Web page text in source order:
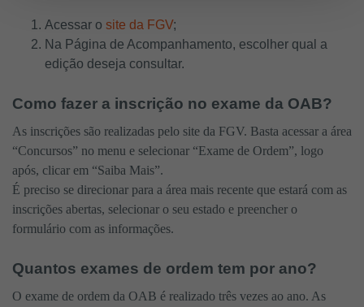
Acessar o site da FGV;
Na Página de Acompanhamento, escolher qual a
edição deseja consultar.
Como fazer a inscrição no exame da OAB?
As inscrições são realizadas pelo site da FGV. Basta acessar a área
“Concursos” no menu e selecionar “Exame de Ordem”, logo
após, clicar em “Saiba Mais”.
É preciso se direcionar para a área mais recente que estará com as
inscrições abertas, selecionar o seu estado e preencher o
formulário com as informações.
Quantos exames de ordem tem por ano?
O exame de ordem da OAB é realizado três vezes ao ano. As